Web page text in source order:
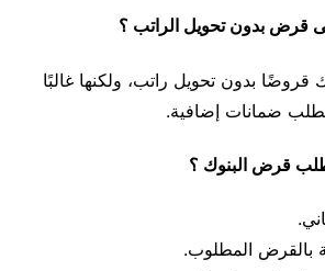
قرض بدون تحويل الراتب ؟
قروضًا بدون تحويل راتب، ولكنها غالبًا
ضمانات إضافية.
قرض البنوك ؟
بالقرض المطلوب.